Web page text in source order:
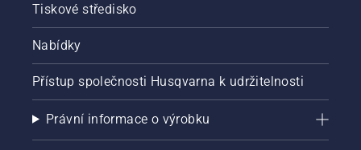
Tiskové středisko
Nabídky
Přístup společnosti Husqvarna k udržitelnosti
Právní informace o výrobku